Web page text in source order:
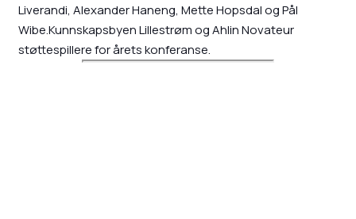
Liverandi, Alexander Haneng, Mette Hopsdal og Pål
Wibe.Kunnskapsbyen Lillestrøm og Ahlin Novateur
støttespillere for årets konferanse.